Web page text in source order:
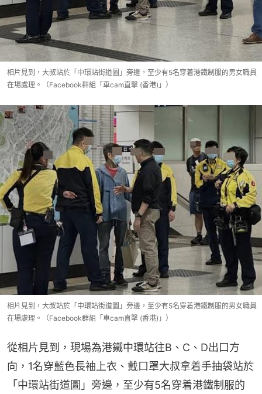
相片見到，大叔站於「中環站街道圖」旁邊，至少有5名穿着港鐵制服的男女職員
在場處理。（Facebook群組「車cam直擊 (香港)」）
相片見到，大叔站於「中環站街道圖」旁邊，至少有5名穿着港鐵制服的男女職員
在場處理。（Facebook群組「車cam直擊 (香港)」）
從相片見到，現場為港鐵中環站往B、C、D出口方
向，1名穿藍色長袖上衣、戴口罩大叔拿着手抽袋站於
「中環站街道圖」旁邊，至少有5名穿着港鐵制服的